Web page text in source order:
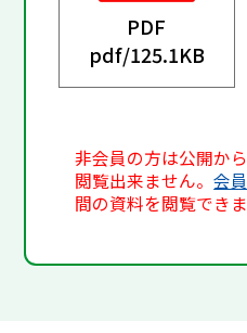
PDF
pdf/125.1KB
非会員の方は公開か
閲覧出来ません。会
間の資料を閲覧できま